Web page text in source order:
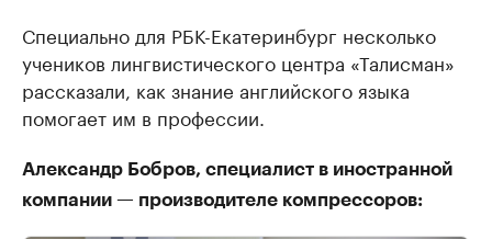
Специально для РБК-Екатеринбург несколько
учеников лингвистического центра «Талисман»
рассказали, как знание английского языка
помогает им в профессии.
Александр Бобров, специалист в иностранной
компании — производителе компрессоров: